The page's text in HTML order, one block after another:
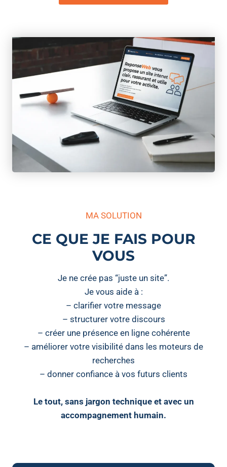
MA SOLUTION
CE QUE JE FAIS POUR
VOUS
Je ne crée pas “juste un site”.
Je vous aide à :
– clarifier votre message
– structurer votre discours
– créer une présence en ligne cohérente
– améliorer votre visibilité dans les moteurs de
recherches
– donner confiance à vos futurs clients
Le tout, sans jargon technique et avec un
accompagnement humain.